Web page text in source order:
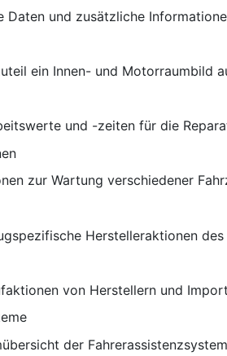
Daten und zusätzliche
ein Innen- und Motorraumbild
und -zeiten für die
zur Wartung verschiedener
Herstelleraktionen
von Herstellern und
der